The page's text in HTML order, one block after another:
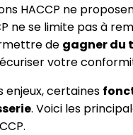
HACCP ne
ne se limite pas à
de gagner du
votre
enjeux, certaines
. Voici les